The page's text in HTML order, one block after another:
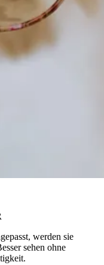
werden sie
sehen ohne